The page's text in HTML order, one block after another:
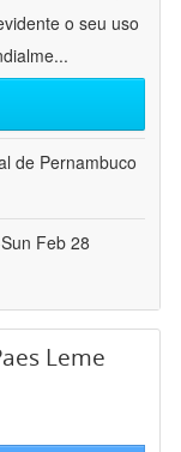
o seu uso
...
de Pernambuco
Feb 28
Leme